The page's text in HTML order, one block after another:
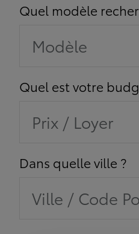
Quel modèle
Modèle
Quel est votre
Prix / Loyer
Dans quelle ville ?
Ville / Code